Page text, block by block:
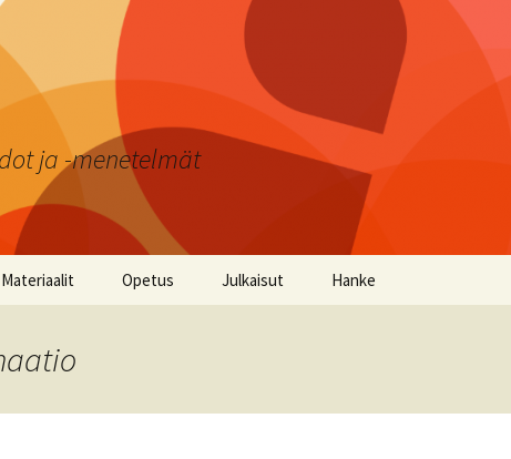
ja -menetelmät
Materiaalit Opetus Julkaisut Hanke